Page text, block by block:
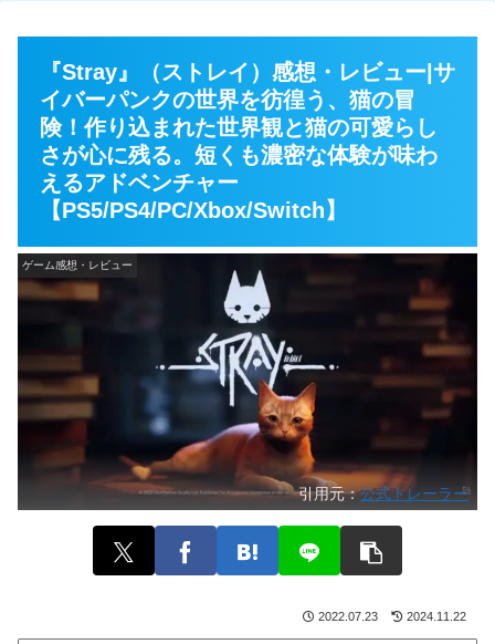
『Stray』（ストレイ）感想・レビュー|サ
イバーパンクの世界を彷徨う、猫の冒
険！作り込まれた世界観と猫の可愛らし
さが心に残る。短くも濃密な体験が味わ
えるアドベンチャー
【PS5/PS4/PC/Xbox/Switch】
ゲーム感想・レビュー
引用元：公式トレーラー
2022.07.23 2024.11.22